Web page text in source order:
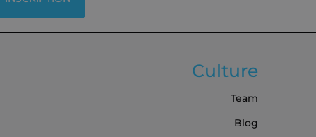
Culture
Team
Blog